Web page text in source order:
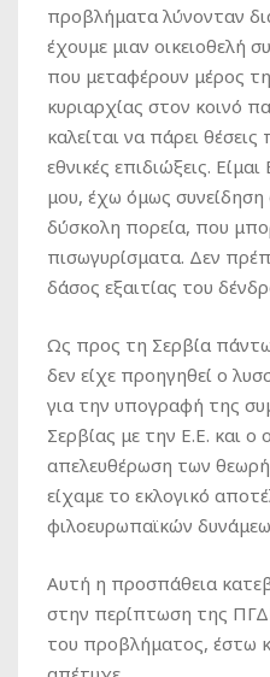
προβλήματα λύνονταν
έχουμε μιαν οικειοθελή
που μεταφέρουν μέρος
κυριαρχίας στον κοινό
καλείται να πάρει
εθνικές επιδιώξεις.
μου, έχω όμως συνείδηση
δύσκολη πορεία, που
πισωγυρίσματα. Δεν
δάσος εξαιτίας του
Ως προς τη Σερβία
δεν είχε προηγηθεί ο
για την υπογραφή της
Σερβίας με την Ε.Ε. και ο
απελευθέρωση των
είχαμε το εκλογικό
φιλοευρωπαϊκών
Αυτή η προσπάθεια
στην περίπτωση της
του προβλήματος, έστω